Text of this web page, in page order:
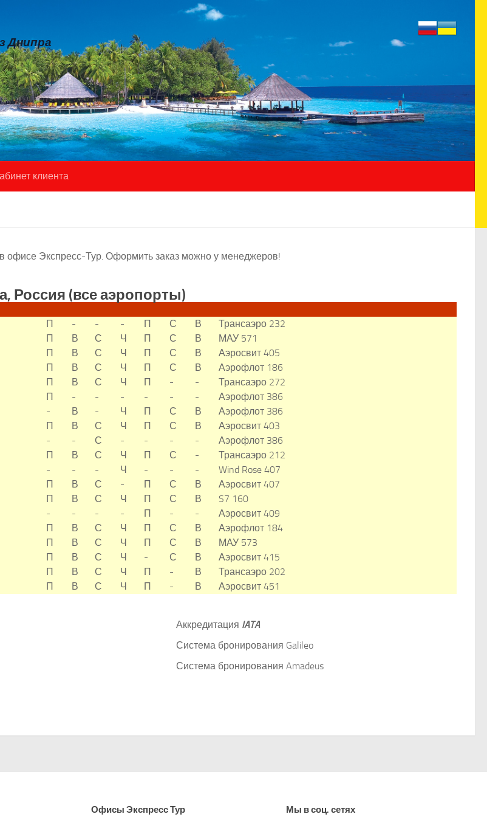
Днипра
клиента
офисе Экспресс-Тур. Оформить заказ можно у менеджеров!
Россия (все аэропорты)
П - - - П С В
Трансаэро 232
П В С Ч П С В
МАУ 571
П В С Ч П С В
Аэросвит 405
П В С Ч П С В
Аэрофлот 186
П В С Ч П - -
Трансаэро 272
П - - - - - -
Аэрофлот 386
- В - Ч П С В
Аэрофлот 386
П В С Ч П С В
Аэросвит 403
- - С - - - -
Аэрофлот 386
П В С Ч П С -
Трансаэро 212
- - - Ч - - -
Wind Rose 407
П В С - П С В
Аэросвит 407
П В С Ч П С В
S7 160
- - - - П - -
Аэросвит 409
П В С Ч П С В
Аэрофлот 184
П В С Ч П С В
МАУ 573
П В С Ч - С В
Аэросвит 415
П В С Ч П - В
Трансаэро 202
П В С Ч П - В
Аэросвит 451
Аккредитация IATA
Система бронирования Galileo
Система бронирования Amadeus
Офисы Экспресс Тур Мы в соц. сетях